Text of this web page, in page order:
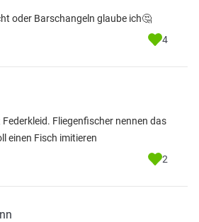
oder Barschangeln glaube ich🤔
4
Fliegenfischer nennen das
einen Fisch imitieren
2